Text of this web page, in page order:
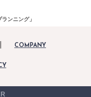
ンニング」
COMPANY